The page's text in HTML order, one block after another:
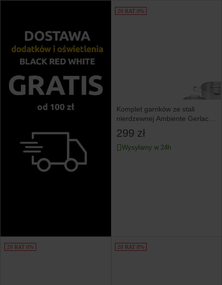
20 RAT 0%
Komplet garnków ze stali
nierdzewnej Ambiente Gerlach
6 el.
299 zł
Wysyłamy w 24h
20 RAT 0% 20 RAT 0%